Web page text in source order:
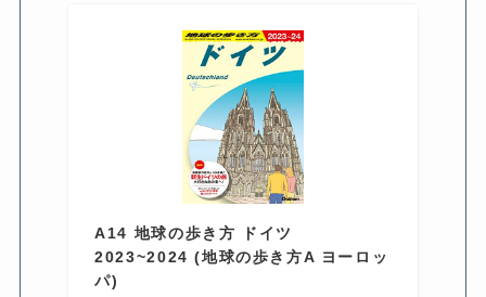
A14 地球の歩き方 ドイツ
2023~2024 (地球の歩き方A ヨーロッ
パ)